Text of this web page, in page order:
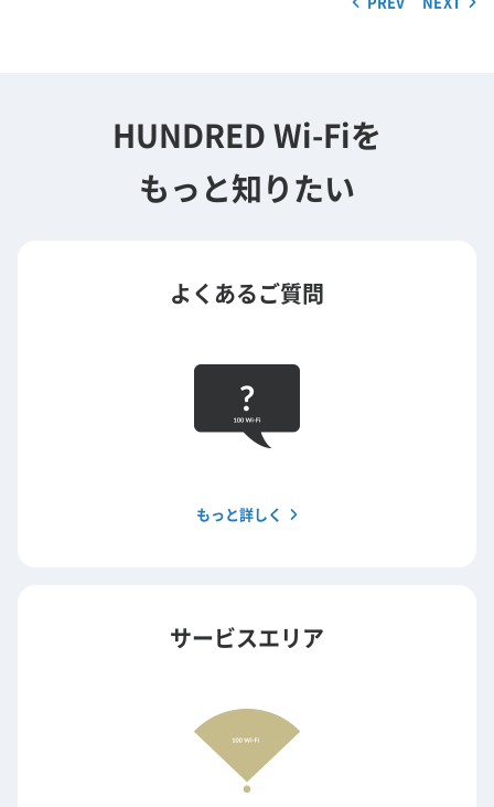
HUNDRED Wi-Fiを
もっと知りたい
よくあるご質問
もっと詳しく
サービスエリア